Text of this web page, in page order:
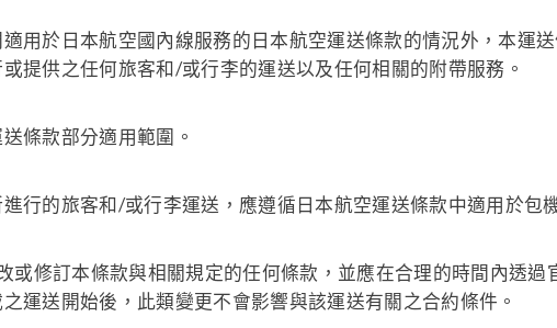
用於日本航空國內線服務的日本航空運送條款的情況外，本運
提供之任何旅客和/或行李的運送以及任何相關的附帶服務。
條款部分適用範圍。
行的旅客和/或行李運送，應遵循日本航空運送條款中適用於包
或修訂本條款與相關規定的任何條款，並應在合理的時間內透
運送開始後，此類變更不會影響與該運送有關之合約條件。